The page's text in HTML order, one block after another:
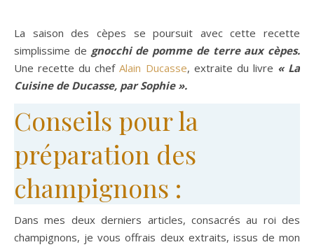
La saison des cèpes se poursuit avec cette recette
simplissime de gnocchi de pomme de terre aux cèpes.
Une recette du chefAlain Ducasse, extraite du livre « La
Cuisine de Ducasse, par Sophie ».
Conseils pour la
préparation des
champignons :
Dans mes deux derniers articles, consacrés au roi des
champignons, je vous offrais deux extraits, issus de mon